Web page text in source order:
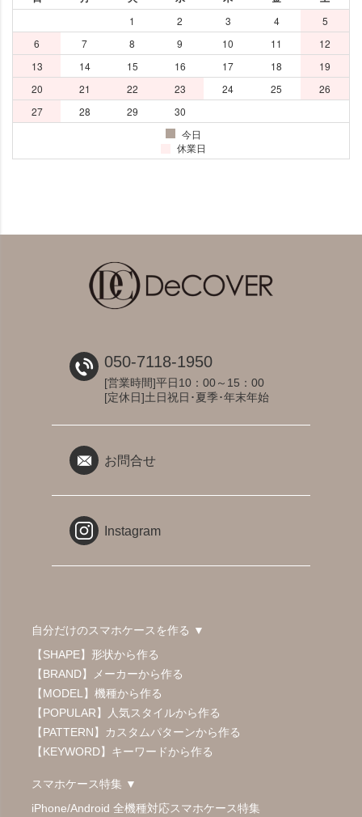
050-7118-1950
[営業時間]平日10：00～15：00
[定休日]土日祝日･夏季･年末年始
お問合せ
Instagram
自分だけのスマホケースを作る ▼
【SHAPE】形状から作る
【BRAND】メーカーから作る
【MODEL】機種から作る
【POPULAR】人気スタイルから作る
【PATTERN】カスタムパターンから作る
【KEYWORD】キーワードから作る
スマホケース特集 ▼
iPhone/Android 全機種対応スマホケース特集